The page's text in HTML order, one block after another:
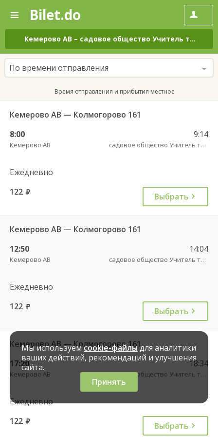
—
Поиск
и
покупка
билетов
на
автобус
онлайн
Bilet.do
Кемерово АВ – садовое общество Учитель трасса
По времени отправления
Время отправления и прибытия местное
Кемерово АВ — Колмогорово 161
8:00
Кемерово АВ
9:14
садовое общество Учитель трасса
Ежедневно
122 руб. Выбрать
Кемерово АВ — Колмогорово 161
12:50
Кемерово АВ
14:04
садовое общество Учитель трасса
Ежедневно
122 руб. Выбрать
Кемерово АВ — Колмогорово 161
17:20
Кемерово АВ
18:34
садовое общество Учитель трасса
Ежедневно
122 руб. Выбрать
Мы используемcookie-файлыдля аналитики
ваших действий, рекомендаций и улучшения
сайта.
Принять